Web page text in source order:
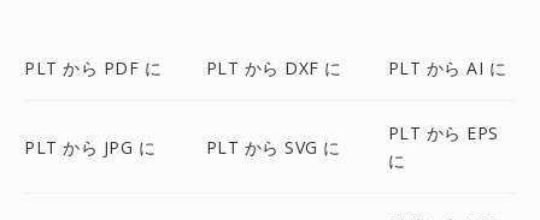
PLT から PDF に PLT から DXF に PLT から AI に
PLT から JPG に PLT から SVG に
PLT から EPS
に